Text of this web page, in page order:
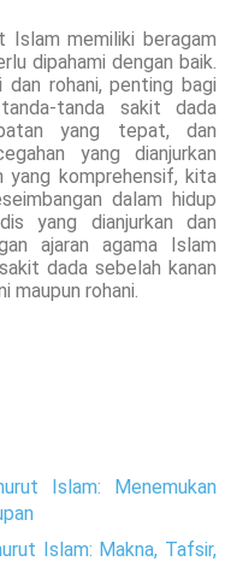
Islam memiliki beragam
dipahami dengan baik.
dan rohani, penting bagi
tanda sakit dada
yang tepat, dan
yang dianjurkan
yang komprehensif, kita
dalam hidup
yang dianjurkan dan
ajaran agama Islam
dada sebelah kanan
maupun rohani.
Islam: Menemukan
Islam: Makna, Tafsir,